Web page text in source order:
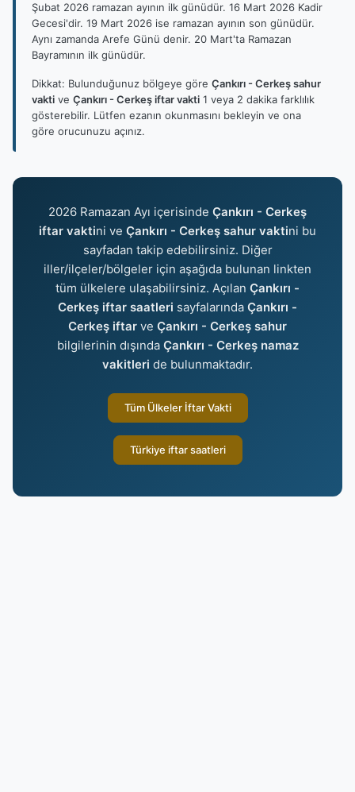
Şubat 2026 ramazan ayının ilk günüdür. 16 Mart 2026 Kadir
Gecesi'dir. 19 Mart 2026 ise ramazan ayının son günüdür.
Aynı zamanda Arefe Günü denir. 20 Mart'ta Ramazan
Bayramının ilk günüdür.
Dikkat: Bulunduğunuz bölgeye göre Çankırı - Cerkeş sahur
vakti ve Çankırı - Cerkeş iftar vakti 1 veya 2 dakika farklılık
gösterebilir. Lütfen ezanın okunmasını bekleyin ve ona
göre orucunuzu açınız.
2026 Ramazan Ayı içerisinde Çankırı - Cerkeş
iftar vaktini ve Çankırı - Cerkeş sahur vaktini bu
sayfadan takip edebilirsiniz. Diğer
iller/ilçeler/bölgeler için aşağıda bulunan linkten
tüm ülkelere ulaşabilirsiniz. Açılan Çankırı -
Cerkeş iftar saatleri sayfalarında Çankırı -
Cerkeş iftar ve Çankırı - Cerkeş sahur
bilgilerinin dışında Çankırı - Cerkeş namaz
vakitleri de bulunmaktadır.
Tüm Ülkeler İftar Vakti
Türkiye iftar saatleri